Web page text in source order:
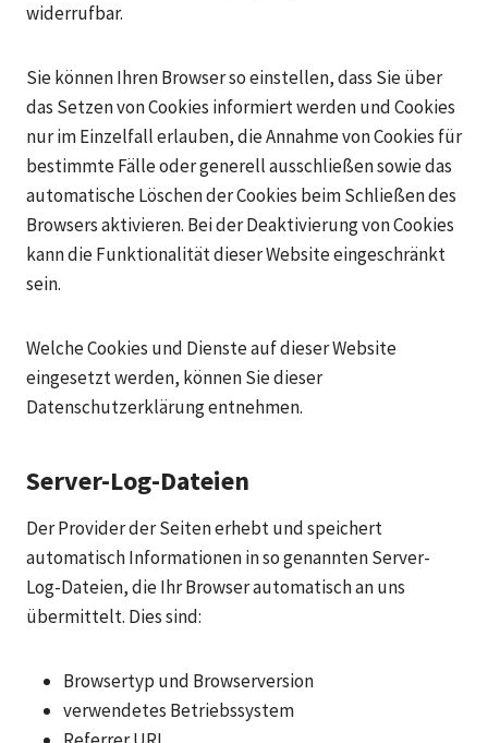
widerrufbar.
Sie können Ihren Browser so einstellen, dass Sie über
das Setzen von Cookies informiert werden und Cookies
nur im Einzelfall erlauben, die Annahme von Cookies für
bestimmte Fälle oder generell ausschließen sowie das
automatische Löschen der Cookies beim Schließen des
Browsers aktivieren. Bei der Deaktivierung von Cookies
kann die Funktionalität dieser Website eingeschränkt
sein.
Welche Cookies und Dienste auf dieser Website
eingesetzt werden, können Sie dieser
Datenschutzerklärung entnehmen.
Server-Log-Dateien
Der Provider der Seiten erhebt und speichert
automatisch Informationen in so genannten Server-
Log-Dateien, die Ihr Browser automatisch an uns
übermittelt. Dies sind:
Browsertyp und Browserversion
verwendetes Betriebssystem